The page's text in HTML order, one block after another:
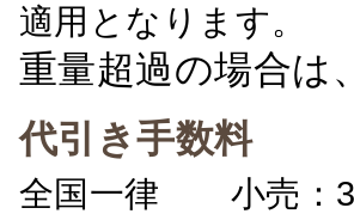
適用となります。
重量超過の場合は
代引き手数料
全国一律 小売